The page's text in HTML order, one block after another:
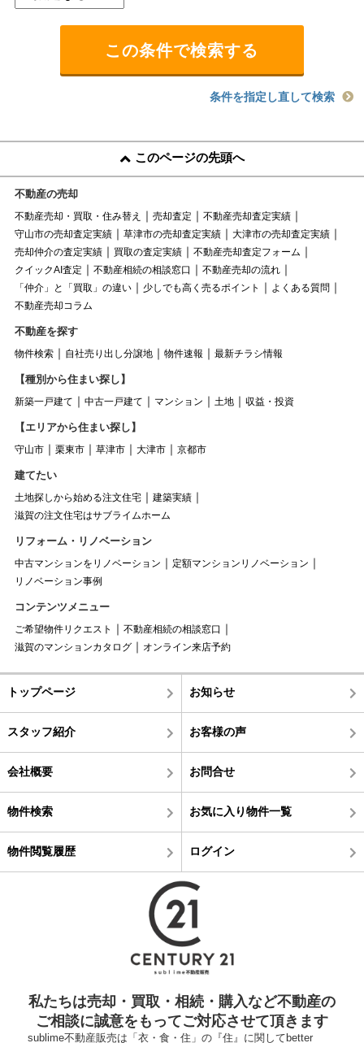
条件を指定し直して検索
このページの先頭へ
不動産の売却
不動産売却・買取・住み替え 売却査定
不動産売却査定実績
守山市の売却査定実績
草津市の売却査定実績
大津市の売却査定実績
売却仲介の査定実績
買取の査定実績
不動産売却査定フォーム
クイックAI査定
不動産相続の相談窓口
不動産売却の流れ
「仲介」と「買取」の違い
少しでも高く売るポイント
よくある質問
不動産売却コラム
不動産を探す
物件検索 自社売り出し分譲地 物件速報 最新チラシ情報
【種別から住まい探し】
新築一戸建て 中古一戸建て マンション 土地 収益・投資
【エリアから住まい探し】
守山市 栗東市 草津市 大津市 京都市
建てたい
土地探しから始める注文住宅
建築実績
滋賀の注文住宅はサブライムホーム
リフォーム・リノベーション
中古マンションをリノベーション
定額マンションリノベーション
リノベーション事例
コンテンツメニュー
ご希望物件リクエスト
不動産相続の相談窓口
滋賀のマンションカタログ
オンライン来店予約
トップページ お知らせ
スタッフ紹介 お客様の声
会社概要 お問合せ
物件検索 お気に入り物件一覧
物件閲覧履歴 ログイン
私たちは売却・買取・相続・購入など不動産の
ご相談に誠意をもってご対応させて頂きます
sublime不動産販売は「衣・食・住」の『住』に関してbetter